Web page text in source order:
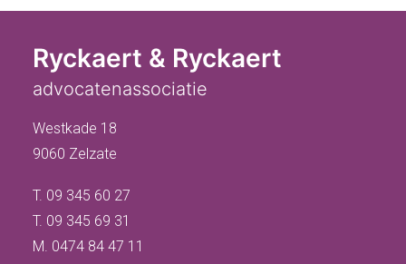
Ryckaert & Ryckaert
advocatenassociatie
Westkade 18
9060 Zelzate
T. 09 345 60 27
T. 09 345 69 31
M. 0474 84 47 11